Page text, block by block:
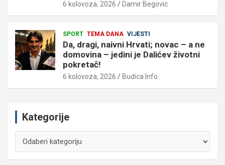
6 kolovoza, 2026 Damir Begović
SPORT TEMA DANA VIJESTI
Da, dragi, naivni Hrvati; novac – a ne
domovina – jedini je Dalićev životni
pokretač!
6 kolovoza, 2026 Budica Info
Kategorije